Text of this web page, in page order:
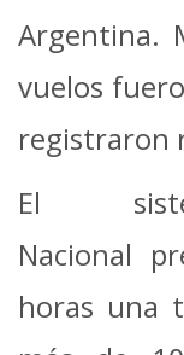
Argentina.
vuelos
registraron
El
Nacional
horas una